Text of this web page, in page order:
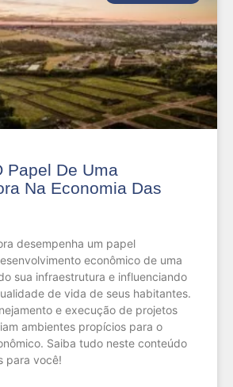
Papel De Uma
Na Economia Das
desempenha um papel
econômico de uma
sua infraestrutura e influenciando
de vida de seus habitantes.
e execução de projetos
ambientes propícios para o
Saiba tudo neste conteúdo
para você!